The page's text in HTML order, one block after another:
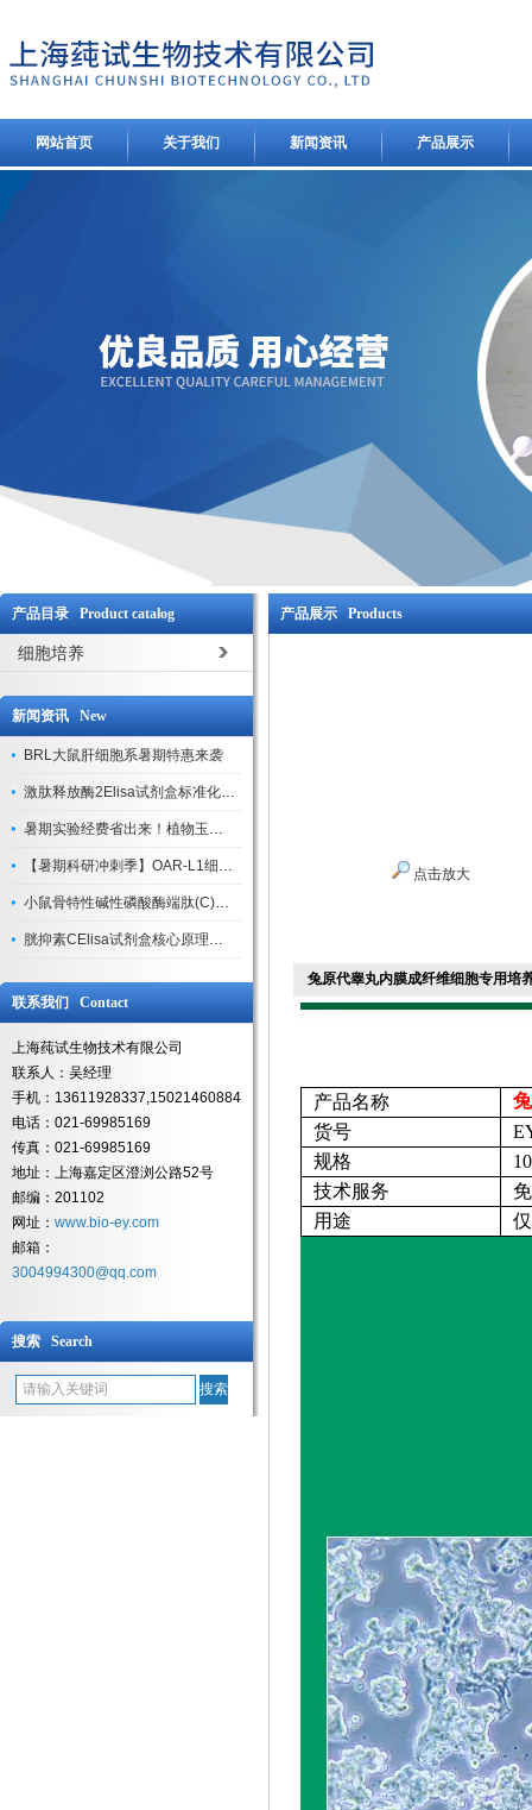
网站首页 关于我们 新闻资讯 产品展示
产品目录 Product catalog
细胞培养
新闻资讯 New
BRL大鼠肝细胞系暑期特惠来袭
激肽释放酶2Elisa试剂盒标准化实验操作与质控体系解析
暑期实验经费省出来！植物玉米索核苷（ZR ）elisa酶联免疫试剂盒
【暑期科研冲刺季】OAR-L1细胞专用培养基特惠，助力实验高效突破
小鼠骨特性碱性磷酸酶端肽(C)elisa试剂盒大促，骨科研人速囤
胱抑素CElisa试剂盒核心原理、产品特性与全流程操作规范详解
联系我们 Contact
上海莼试生物技术有限公司
联系人：吴经理
手机：13611928337,15021460884
电话：021-69985169
传真：021-69985169
地址：上海嘉定区澄浏公路52号
邮编：201102
网址： www.bio-ey.com
邮箱：
3004994300@qq.com
搜索 Search
产品展示 Products
点击放大
兔原代睾丸内膜成纤维细胞专用培
产品名称
货号
规格
技术服务
用途